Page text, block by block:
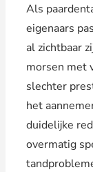
Als
eigenaars
al zichtbaar
morsen met
slechter
het
duidelijke
overmatig